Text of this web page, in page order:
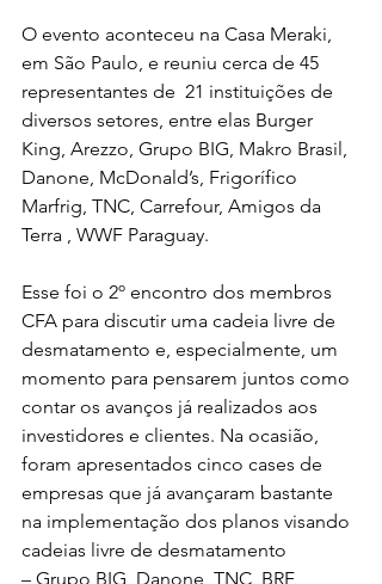
O evento aconteceu na Casa Meraki,
em São Paulo, e reuniu cerca de 45
representantes de  21 instituições de
diversos setores, entre elas Burger
King, Arezzo, Grupo BIG, Makro Brasil,
Danone, McDonald’s, Frigorífico
Marfrig, TNC, Carrefour, Amigos da
Terra , WWF Paraguay.
Esse foi o 2º encontro dos membros
CFA para discutir uma cadeia livre de
desmatamento e, especialmente, um
momento para pensarem juntos como
contar os avanços já realizados aos
investidores e clientes. Na ocasião,
foram apresentados cinco cases de
empresas que já avançaram bastante
na implementação dos planos visando
cadeias livre de desmatamento
– Grupo BIG, Danone, TNC, BRF,